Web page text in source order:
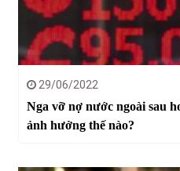
29/06/2022
Nga vỡ nợ nước ngoài sau
ảnh hưởng thế nào?